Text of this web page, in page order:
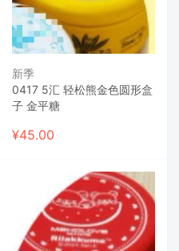
新季
0417 5汇 轻松熊金色圆形盒
子 金平糖
¥45.00